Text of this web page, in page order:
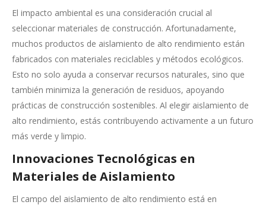
El impacto ambiental es una consideración crucial al
seleccionar materiales de construcción. Afortunadamente,
muchos productos de aislamiento de alto rendimiento están
fabricados con materiales reciclables y métodos ecológicos.
Esto no solo ayuda a conservar recursos naturales, sino que
también minimiza la generación de residuos, apoyando
prácticas de construcción sostenibles. Al elegir aislamiento de
alto rendimiento, estás contribuyendo activamente a un futuro
más verde y limpio.
Innovaciones Tecnológicas en
Materiales de Aislamiento
El campo del aislamiento de alto rendimiento está en